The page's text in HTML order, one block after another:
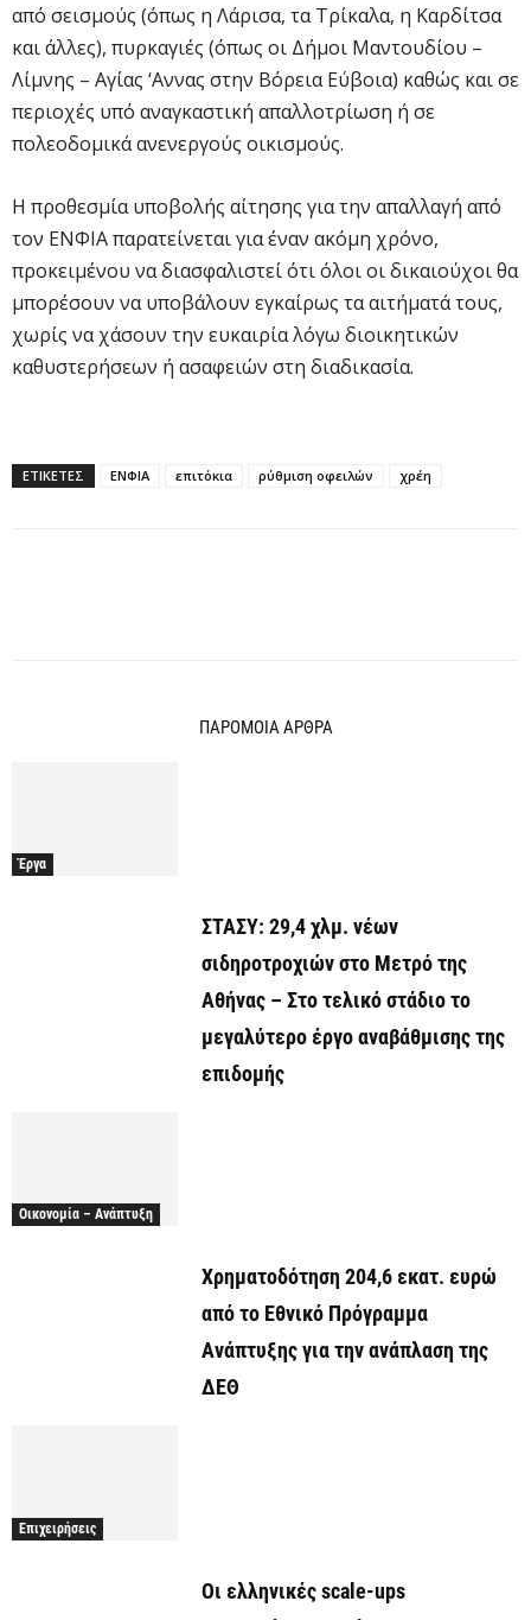
από σεισμούς (όπως η Λάρισα, τα Τρίκαλα, η Καρδίτσα
και άλλες), πυρκαγιές (όπως οι Δήμοι Μαντουδίου –
Λίμνης – Αγίας ‘Αννας στην Βόρεια Εύβοια) καθώς και σε
περιοχές υπό αναγκαστική απαλλοτρίωση ή σε
πολεοδομικά ανενεργούς οικισμούς.
Η προθεσμία υποβολής αίτησης για την απαλλαγή από
τον ΕΝΦΙΑ παρατείνεται για έναν ακόμη χρόνο,
προκειμένου να διασφαλιστεί ότι όλοι οι δικαιούχοι θα
μπορέσουν να υποβάλουν εγκαίρως τα αιτήματά τους,
χωρίς να χάσουν την ευκαιρία λόγω διοικητικών
καθυστερήσεων ή ασαφειών στη διαδικασία.
ΕΤΙΚΕΤΕΣ ΕΝΦΙΑ επιτόκια ρύθμιση οφειλών χρέη
ΠΑΡΟΜΟΙΑ ΑΡΘΡΑ
Έργα
ΣΤΑΣΥ: 29,4 χλμ. νέων
σιδηροτροχιών στο Μετρό της
Αθήνας – Στο τελικό στάδιο το
μεγαλύτερο έργο αναβάθμισης της
επιδομής
Οικονομία – Ανάπτυξη
Χρηματοδότηση 204,6 εκατ. ευρώ
από το Εθνικό Πρόγραμμα
Ανάπτυξης για την ανάπλαση της
ΔΕΘ
Επιχειρήσεις
Οι ελληνικές scale-ups